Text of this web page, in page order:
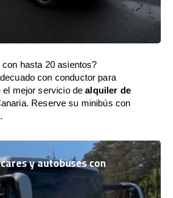
hasta 20 asientos?
con conductor para
el mejor servicio dealquiler de
Reserve su minibús con
y autobuses con